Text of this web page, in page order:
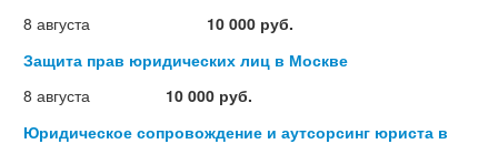
8 августа
10 000 руб.
Защита прав юридических лиц в Москве
8 августа
10 000 руб.
Юридическое сопровождение и аутсорсинг юриста в